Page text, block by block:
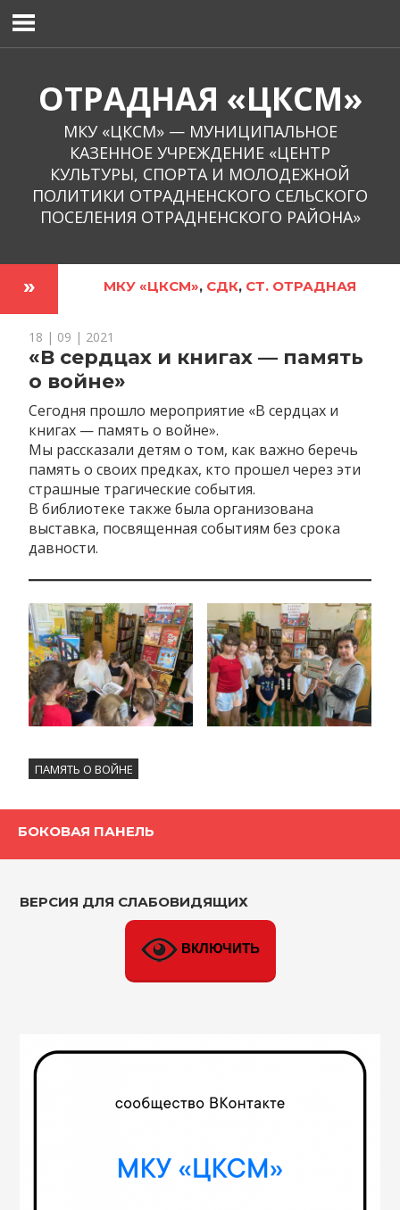
содержимому
ОТРАДНАЯ «ЦКСМ»
МКУ «ЦКСМ» — МУНИЦИПАЛЬНОЕ
КАЗЕННОЕ УЧРЕЖДЕНИЕ «ЦЕНТР
КУЛЬТУРЫ, СПОРТА И МОЛОДЕЖНОЙ
ПОЛИТИКИ ОТРАДНЕНСКОГО СЕЛЬСКОГО
ПОСЕЛЕНИЯ ОТРАДНЕНСКОГО РАЙОНА»
МКУ «ЦКСМ», СДК, СТ. ОТРАДНАЯ
18 | 09 | 2021
«В сердцах и книгах — память
о войне»
Сегодня прошло мероприятие «В сердцах и
книгах — память о войне».
Мы рассказали детям о том, как важно беречь
память о своих предках, кто прошел через эти
страшные трагические события.
В библиотеке также была организована
выставка, посвященная событиям без срока
давности.
ПАМЯТЬ О ВОЙНЕ
БОКОВАЯ ПАНЕЛЬ
ВЕРСИЯ ДЛЯ СЛАБОВИДЯЩИХ
ВКЛЮЧИТЬ